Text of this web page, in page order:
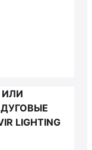
LIGHTING